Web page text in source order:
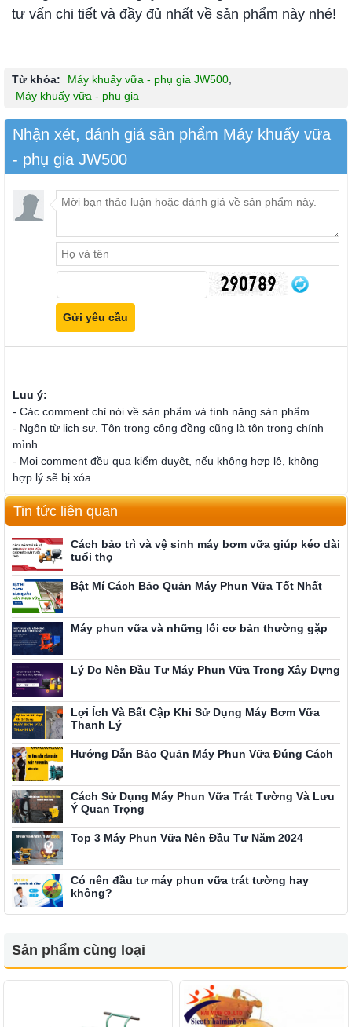
tư vấn chi tiết và đầy đủ nhất về sản phẩm này nhé!
Từ khóa: Máy khuấy vữa - phụ gia JW500
Máy khuấy vữa - phụ gia
Nhận xét, đánh giá sản phẩm Máy khuấy vữa
- phụ gia JW500
Luu ý:
- Các comment chỉ nói về sản phẩm và tính năng sản phẩm.
- Ngôn từ lịch sự. Tôn trọng cộng đồng cũng là tôn trọng chính
mình.
- Mọi comment đều qua kiểm duyệt, nếu không hợp lệ, không
hợp lý sẽ bị xóa.
Tin tức liên quan
Cách bảo trì và vệ sinh máy bơm vữa giúp kéo dài
tuổi thọ
Bật Mí Cách Bảo Quản Máy Phun Vữa Tốt Nhất
Máy phun vữa và những lỗi cơ bản thường gặp
Lý Do Nên Đầu Tư Máy Phun Vữa Trong Xây Dựng
Lợi Ích Và Bất Cập Khi Sử Dụng Máy Bơm Vữa
Thanh Lý
Hướng Dẫn Bảo Quản Máy Phun Vữa Đúng Cách
Cách Sử Dụng Máy Phun Vữa Trát Tường Và Lưu
Ý Quan Trọng
Top 3 Máy Phun Vữa Nên Đầu Tư Năm 2024
Có nên đầu tư máy phun vữa trát tường hay
không?
Sản phẩm cùng loại